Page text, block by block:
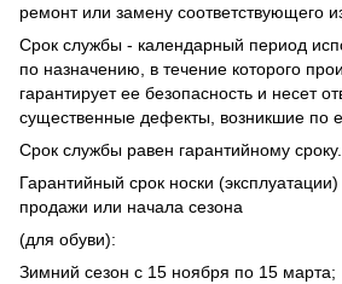
ремонт или замену соответствующего
Срок службы - календарный период
по назначению, в течение которого
гарантирует ее безопасность и несет
существенные дефекты, возникшие по
Срок службы равен гарантийному сроку.
Гарантийный срок носки
продажи или начала сезона
(для обуви):
Зимний сезон с 15 ноября по 15 марта;